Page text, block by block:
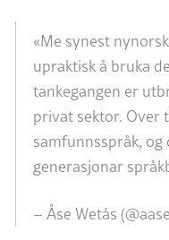
«Me synest
upraktisk å bruka
tankegangen er
privat sektor. Over
samfunnsspråk,
generasjonar
– Åse Wetås